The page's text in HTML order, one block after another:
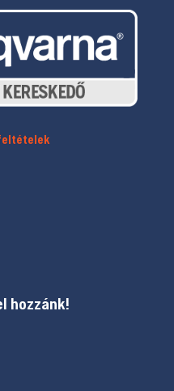
hozzánk!